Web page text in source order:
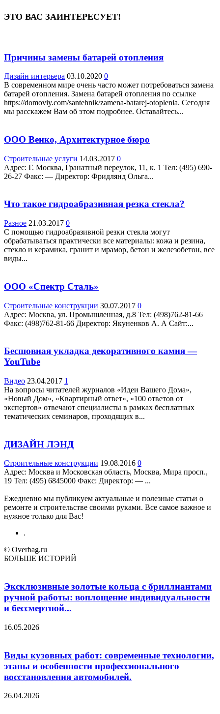
ЭТО ВАС ЗАИНТЕРЕСУЕТ!
Причины замены батарей отопления
Дизайн интерьера 03.10.2020 0
В современном мире очень часто может потребоваться замена
батарей отопления. Замена батарей отопления по ссылке
https://domoviy.com/santehnik/zamena-batarej-otoplenia. Сегодня
мы расскажем Вам об этом подробнее. Оставайтесь...
ООО Венко, Архитектурное бюро
Строительные услуги 14.03.2017 0
Адрес: Г. Москва, Гранатный переулок, 11, к. 1 Teл: (495) 690-
26-27 Факс: — Директор: Фридлянд Ольга...
Что такое гидроабразивная резка стекла?
Разное 21.03.2017 0
С помощью гидроабразивной резки стекла могут
обрабатываться практически все материалы: кожа и резина,
стекло и керамика, гранит и мрамор, бетон и железобетон, все
виды...
ООО «Спектр Сталь»
Строительные конструкции 30.07.2017 0
Адрес: Москва, ул. Промышленная, д.8 Teл: (498)762-81-66
Факс: (498)762-81-66 Директор: Якуненков А. А Сайт:...
Бесшовная укладка декоративного камня —
YouTube
Видео 23.04.2017 1
На вопросы читателей журналов «Идеи Вашего Дома»,
«Новый Дом», «Квартирный ответ», «100 ответов от
экспертов» отвечают специалисты в рамках бесплатных
тематических семинаров, проходящих в...
ДИЗАЙН ЛЭНД
Строительные конструкции 19.08.2016 0
Адрес: Москва и Московская область, Москва, Мира просп.,
19 Teл: (495) 6845000 Факс: Директор: — ...
Ежедневно мы публикуем актуальные и полезные статьи о
ремонте и строительстве своими руками. Все самое важное и
нужное только для Вас!
.
© Overbag.ru
БОЛЬШЕ ИСТОРИЙ
Эксклюзивные золотые кольца с бриллиантами
ручной работы: воплощение индивидуальности
и бессмертной...
16.05.2026
Виды кузовных работ: современные технологии,
этапы и особенности профессионального
восстановления автомобилей.
26.04.2026